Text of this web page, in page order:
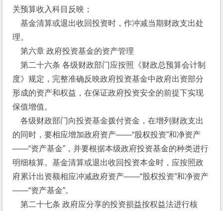
关预算收入科目反映；
基金清算或退出收回投资时，作冲减当期财政支出处
理。
第六章 政府投资基金的资产管理
第二十六条 各级财政部门应按照《财政总预算会计制
度》规定，完整准确反映政府投资基金中政府出资部分
形成的资产和权益，在保证政府投资安全的前提下实现
保值增值。
各级财政部门向投资基金拨付资金，在增列财政支出
的同时，要相应增加政府资产——“股权投资”和净资产
——“资产基金”，并要根据本级政府投资基金的种类进行
明细核算。基金清算或退出收回投资本金时，应按照政
府累计出资额相应冲减政府资产——“股权投资”和净资产
——“资产基金”。
第二十七条 政府应分享的投资损益按权益法进行核